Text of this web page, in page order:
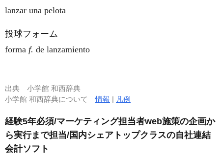
lanzar una pelota
投球フォーム
forma f. de lanzamiento
出典 小学館 和西辞典
小学館 和西辞典について情報 | 凡例
経験5年必須/マーケティング担当者web施策の企画か
ら実行まで担当/国内シェアトップクラスの自社連結
会計ソフト